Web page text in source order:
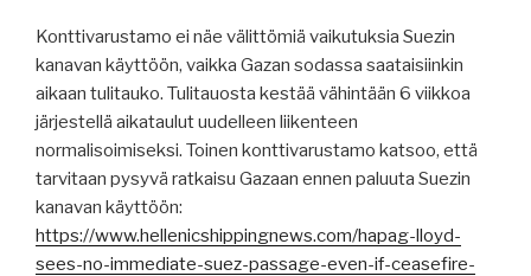
Konttivarustamo ei näe välittömiä vaikutuksia Suezin
kanavan käyttöön, vaikka Gazan sodassa saataisiinkin
aikaan tulitauko. Tulitauosta kestää vähintään 6 viikkoa
järjestellä aikataulut uudelleen liikenteen
normalisoimiseksi. Toinen konttivarustamo katsoo, että
tarvitaan pysyvä ratkaisu Gazaan ennen paluuta Suezin
kanavan käyttöön:
https://www.hellenicshippingnews.com/hapag-lloyd-
sees-no-immediate-suez-passage-even-if-ceasefire-